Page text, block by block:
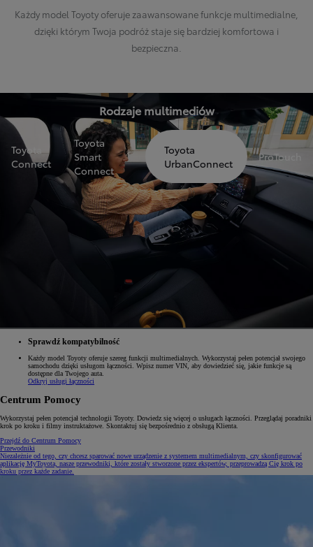
Każdy model Toyoty oferuje zaawansowane funkcje multimedialne,
dzięki którym Twoja podróż staje się bardziej komfortowa i
bezpieczna.
Rodzaje multimediów
Toyota
Connect
Toyota
Smart
Connect
Toyota
UrbanConnect
ProTouch
Sprawdź kompatybilność
Każdy model Toyoty oferuje szereg funkcji multimedialnych. Wykorzystaj pełen potencjał swojego
samochodu dzięki usługom łączności. Wpisz numer VIN, aby dowiedzieć się, jakie funkcje są
dostępne dla Twojego auta.
Odkryj usługi łączności
Centrum Pomocy
Wykorzystaj pełen potencjał technologii Toyoty. Dowiedz się więcej o usługach łączności. Przeglądaj poradniki
krok po kroku i filmy instruktażowe. Skontaktuj się bezpośrednio z obsługą Klienta.
Przejdź do Centrum Pomocy
Przewodniki
Niezależnie od tego, czy chcesz sparować nowe urządzenie z systemem multimedialnym, czy skonfigurować
aplikację MyToyota, nasze przewodniki, które zostały stworzone przez ekspertów, przeprowadzą Cię krok po
kroku przez każde zadanie.